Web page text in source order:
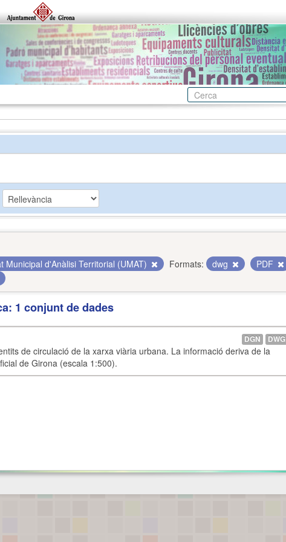
Municipal d'Anàlisi Territorial (UMAT) Formats: dwg
PDF
1 conjunt de dades
de circulació de la xarxa viària urbana. La informació deriva de la
de Girona (escala 1:500).
DGN DWG